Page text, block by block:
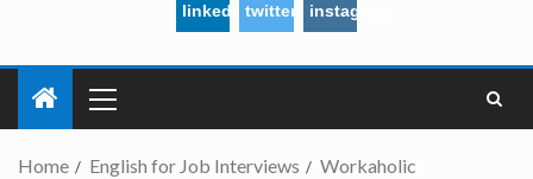
linkedintwitter instagram
Home English for Job Interviews Workaholic